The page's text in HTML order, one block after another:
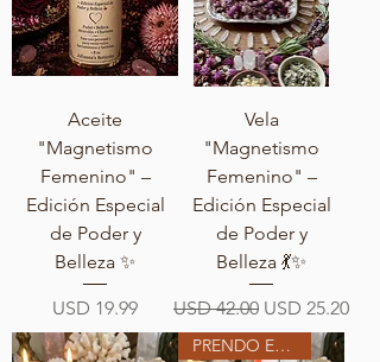
Aceite
"Magnetismo
Femenino" –
Edición Especial
de Poder y
Belleza ✨
Precio
USD 19.99
Vela
"Magnetismo
Femenino" –
Edición Especial
de Poder y
Belleza 💃✨
Precio
USD 42.00 Precio de
USD 25.20
PRENDO EN MI ALTAR